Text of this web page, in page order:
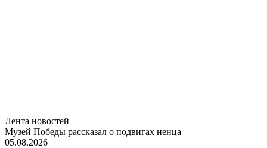
Лента новостей
Музей Победы рассказал о подвигах ненца
05.08.2026